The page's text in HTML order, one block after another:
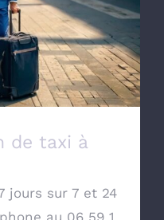
taxi à lille
de taxi à
jours sur 7 et 24
au 06 59 1